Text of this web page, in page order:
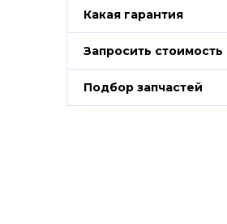
Какая гарантия
Запросить стоимость
Подбор запчастей